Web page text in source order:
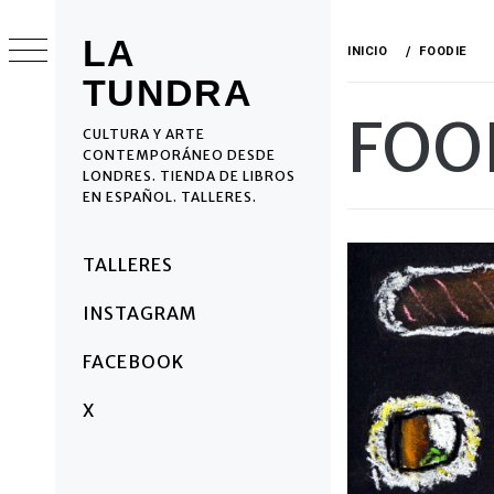
LA
TUNDRA
CULTURA Y ARTE
CONTEMPORÁNEO DESDE
LONDRES. TIENDA DE LIBROS
EN ESPAÑOL. TALLERES.
principal
TALLERES
INSTAGRAM
FACEBOOK
X
al
contenido
INICIO FOODIE